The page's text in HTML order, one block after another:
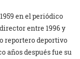
en el periódico
entre 1996 y
reportero deportivo
años después fue su